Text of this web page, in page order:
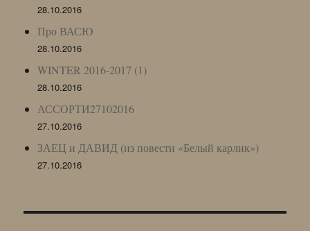
28.10.2016
Про ВАСЮ
28.10.2016
WINTER 2016-2017 (1)
28.10.2016
АССОРТИ27102016
27.10.2016
ЗАЕЦ и ДАВИД (из повести «Белый карлик»)
27.10.2016